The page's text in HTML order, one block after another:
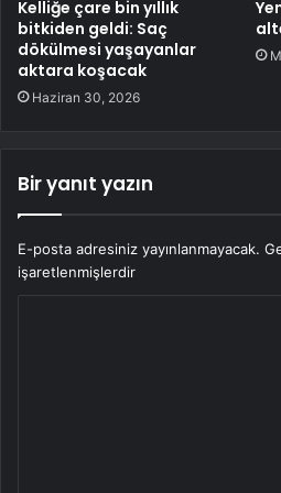
Kelliğe çare bin yıllık
bitkiden geldi: Saç
dökülmesi yaşayanlar
aktara koşacak
Haziran 30, 2026
Bir yanıt yazın
E-posta adresiniz yayınlanmayacak.
işaretlenmişlerdir